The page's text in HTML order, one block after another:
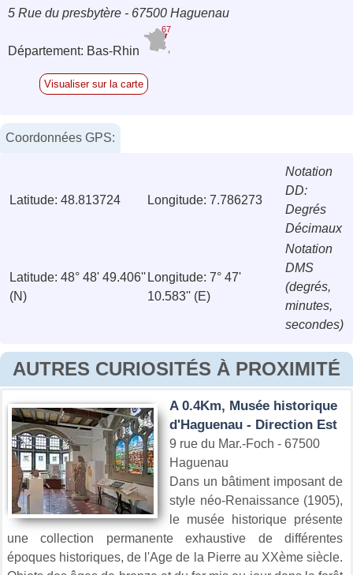
5 Rue du presbytère - 67500 Haguenau
Département: Bas-Rhin
67
Visualiser sur la carte
Coordonnées GPS:
Latitude: 48.813724 Longitude: 7.786273
Notation
DD:
Degrés
Décimaux
Latitude: 48° 48' 49.406''
(N)
Longitude: 7° 47'
10.583'' (E)
Notation
DMS
(degrés,
minutes,
secondes)
AUTRES CURIOSITÉS À PROXIMITÉ
A 0.4Km, Musée historique
d'Haguenau - Direction Est
9 rue du Mar.-Foch - 67500
Haguenau
Dans un bâtiment imposant de
style néo-Renaissance (1905),
le musée historique présente
une collection permanente exhaustive de différentes
époques historiques, de l'Age de la Pierre au XXème siècle.